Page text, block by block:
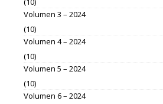
Volumen 3 – 2024
(10)
Volumen 4 – 2024
(10)
Volumen 5 – 2024
(10)
Volumen 6 – 2024